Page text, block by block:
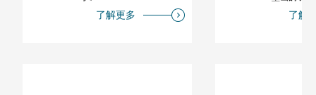
了解更多 了解